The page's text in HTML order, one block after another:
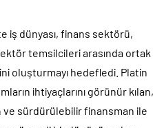
iş dünyası, finans sektörü,
temsilcileri arasında ortak
oluşturmayı hedefledi. Platin
ihtiyaçlarını görünür kılan,
ve sürdürülebilir finansman ile